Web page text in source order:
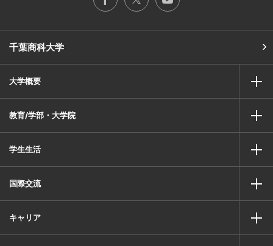
千葉商科大学
大学概要
教育/学部・大学院
学生生活
国際交流
キャリア